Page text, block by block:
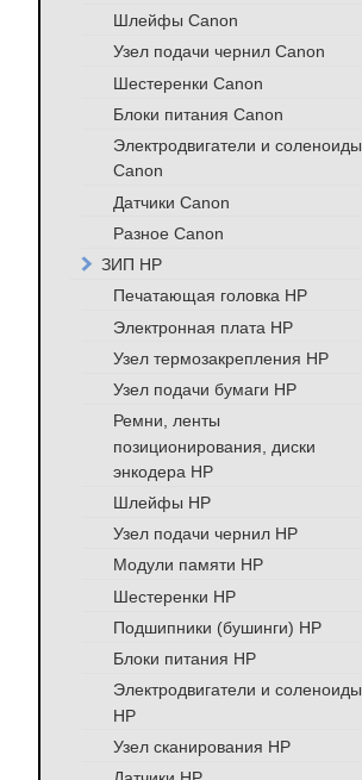
Шлейфы Canon
Узел подачи чернил Canon
Шестеренки Canon
Блоки питания Canon
Электродвигатели и соленоиды
Canon
Датчики Canon
Разное Canon
ЗИП HP
Печатающая головка HP
Электронная плата HP
Узел термозакрепления HP
Узел подачи бумаги HP
Ремни, ленты
позиционирования, диски
энкодера HP
Шлейфы HP
Узел подачи чернил HP
Модули памяти HP
Шестеренки HP
Подшипники (бушинги) HP
Блоки питания HP
Электродвигатели и соленоиды
HP
Узел сканирования HP